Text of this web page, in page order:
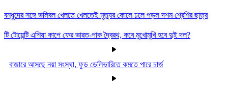
বন্ধুদের সঙ্গে ভলিবল খেলতে খেলতেই মৃত্যুর কোলে ঢলে পড়ল দশম শ্রেণির ছাত্র
টি টোয়েন্টি এশিয়া কাপে ফের ভারত-পাক দ্বৈরথ, কবে মুখোমুখি হবে দুই দল?
বাজারে আসছে নয়া সংস্থা, ফুড ডেলিভারিতে কমতে পারে চার্জ